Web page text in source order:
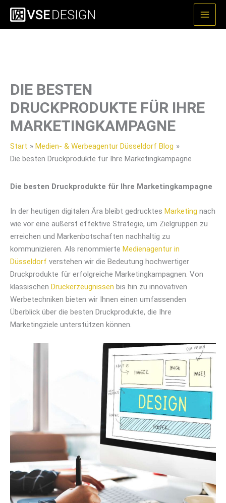
Zum
Inhalt
springen
DIE BESTEN
DRUCKPRODUKTE FÜR IHRE
MARKETINGKAMPAGNE
Start
Medien- & Werbeagentur Düsseldorf Blog
Die besten Druckprodukte für Ihre Marketingkampagne
Die besten Druckprodukte für Ihre Marketingkampagne
In der heutigen digitalen Ära bleibt gedrucktes Marketing nach
wie vor eine äußerst effektive Strategie, um Zielgruppen zu
erreichen und Markenbotschaften nachhaltig zu
kommunizieren. Als renommierte Medienagentur in
Düsseldorf verstehen wir die Bedeutung hochwertiger
Druckprodukte für erfolgreiche Marketingkampagnen. Von
klassischen Druckerzeugnissen bis hin zu innovativen
Werbetechniken bieten wir Ihnen einen umfassenden
Überblick über die besten Druckprodukte, die Ihre
Marketingziele unterstützen können.